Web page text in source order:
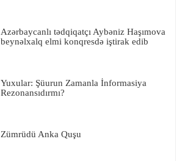
Azərbaycanlı tədqiqatçı Aybəniz Haşımova
beynəlxalq elmi konqresdə iştirak edib
Yuxular: Şüurun Zamanla İnformasiya
Rezonansıdırmı?
Zümrüdü Anka Quşu